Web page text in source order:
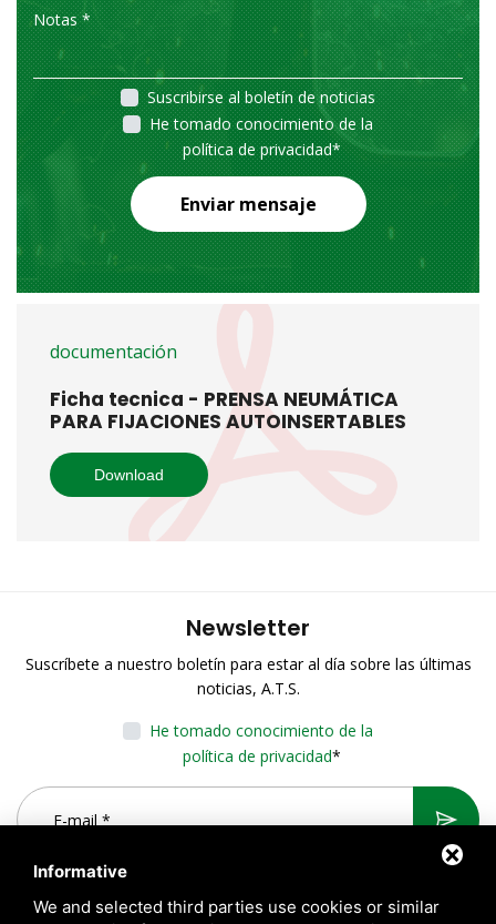
Suscribirse al boletín de noticias
He tomado conocimiento de la
política de privacidad*
Enviar mensaje
documentación
Ficha tecnica - PRENSA NEUMÁTICA
PARA FIJACIONES AUTOINSERTABLES
Download
Newsletter
Suscríbete a nuestro boletín para estar al día sobre las últimas
noticias, A.T.S.
He tomado conocimiento de la
política de privacidad*
Informative
We and selected third parties use cookies or similar